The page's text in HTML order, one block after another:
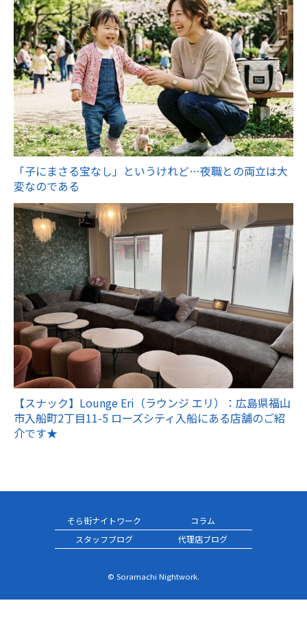
「子にまさる宝なし」というけれど…夜職との両立は大
変なのである
【スナック】Lounge Eri（ラウンジ エリ）：広島県福山
市入船町2丁目11-5 ローズシティ入船にある店舗のご紹
介です★
そら街ナイトワーク
コラム
スタッフブログ
代理店ブログ
© Soramachi Nightwork.